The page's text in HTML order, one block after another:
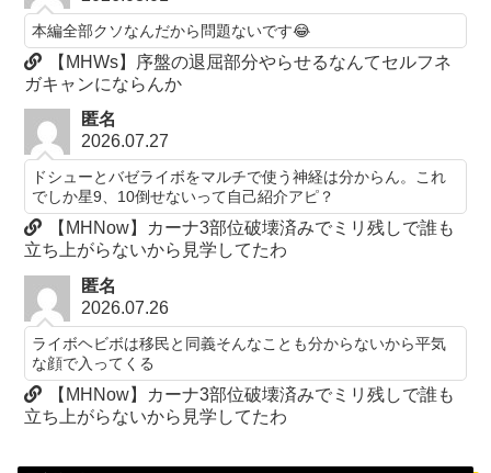
本編全部クソなんだから問題ないです😂
【MHWs】序盤の退屈部分やらせるなんてセルフネ
ガキャンにならんか
匿名
2026.07.27
ドシューとバゼライボをマルチで使う神経は分からん。これ
でしか星9、10倒せないって自己紹介アピ？
【MHNow】カーナ3部位破壊済みでミリ残しで誰も
立ち上がらないから見学してたわ
匿名
2026.07.26
ライボヘビボは移民と同義そんなことも分からないから平気
な顔で入ってくる
【MHNow】カーナ3部位破壊済みでミリ残しで誰も
立ち上がらないから見学してたわ